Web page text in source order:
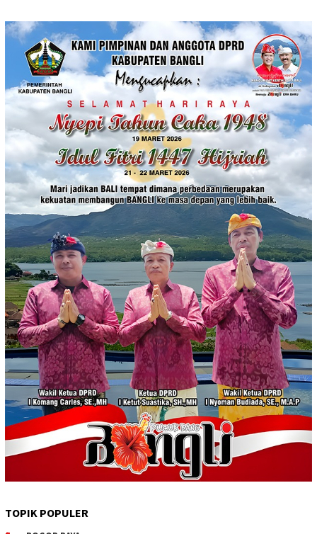
TOPIK POPULER